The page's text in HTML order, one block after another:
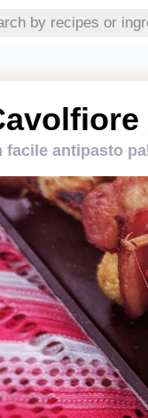
facile antipasto